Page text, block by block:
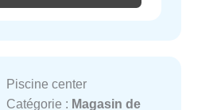
Piscine center
Catégorie : Magasin de